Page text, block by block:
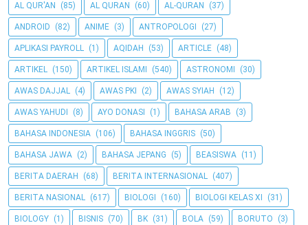
AL QUR'AN (85) AL QURAN (60) AL-QURAN (37)
ANDROID (82) ANIME (3) ANTROPOLOGI (27)
APLIKASI PAYROLL (1) AQIDAH (53) ARTICLE (48)
ARTIKEL (150) ARTIKEL ISLAMI (540) ASTRONOMI (30)
AWAS DAJJAL (4) AWAS PKI (2) AWAS SYIAH (12)
AWAS YAHUDI (8) AYO DONASI (1) BAHASA ARAB (3)
BAHASA INDONESIA (106) BAHASA INGGRIS (50)
BAHASA JAWA (2) BAHASA JEPANG (5) BEASISWA (11)
BERITA DAERAH (68) BERITA INTERNASIONAL (407)
BERITA NASIONAL (617) BIOLOGI (160) BIOLOGI KELAS XI (31)
BIOLOGY (1) BISNIS (70) BK (31) BOLA (59) BORUTO (3)